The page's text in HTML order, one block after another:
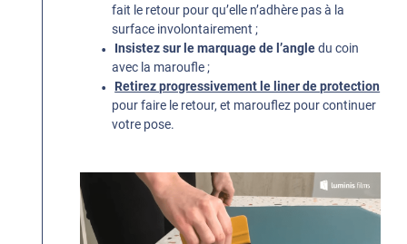
fait le retour pour qu’elle n’adhère pas à la
surface involontairement ;
Insistez sur le marquage de l’angledu coin
avec la maroufle ;
Retirez progressivement le liner de protection
pour faire le retour, et marouflez pour continuer
votre pose.